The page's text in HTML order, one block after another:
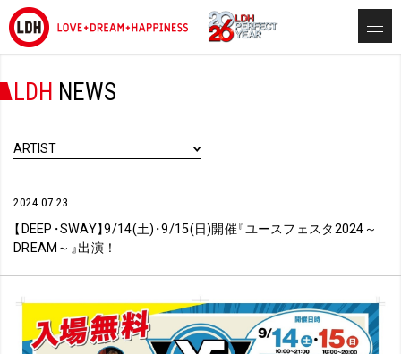
LDH NEWS
ARTIST
2024.07.23
【 DEEP・SWAY】9/14(土)・9/15(日)開催『ユースフェスタ2024～
DREAM～ 』出演！